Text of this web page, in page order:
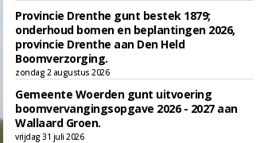
Provincie Drenthe gunt bestek 1879;
onderhoud bomen en beplantingen 2026,
provincie Drenthe aan Den Held
Boomverzorging.
zondag 2 augustus 2026
Gemeente Woerden gunt uitvoering
boomvervangingsopgave 2026 - 2027 aan
Wallaard Groen.
vrijdag 31 juli 2026